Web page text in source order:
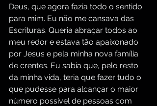
Deus, que agora fazia todo o sentido
para mim. Eu não me cansava das
Escrituras. Queria abraçar todos ao
meu redor e estava tão apaixonado
por Jesus e pela minha nova família
de crentes. Eu sabia que, pelo resto
da minha vida, teria que fazer tudo o
que pudesse para alcançar o maior
número possível de pessoas com